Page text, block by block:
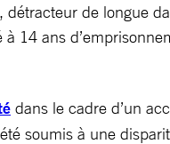
de longue
14 ans
dans le cadre d’un
soumis à une